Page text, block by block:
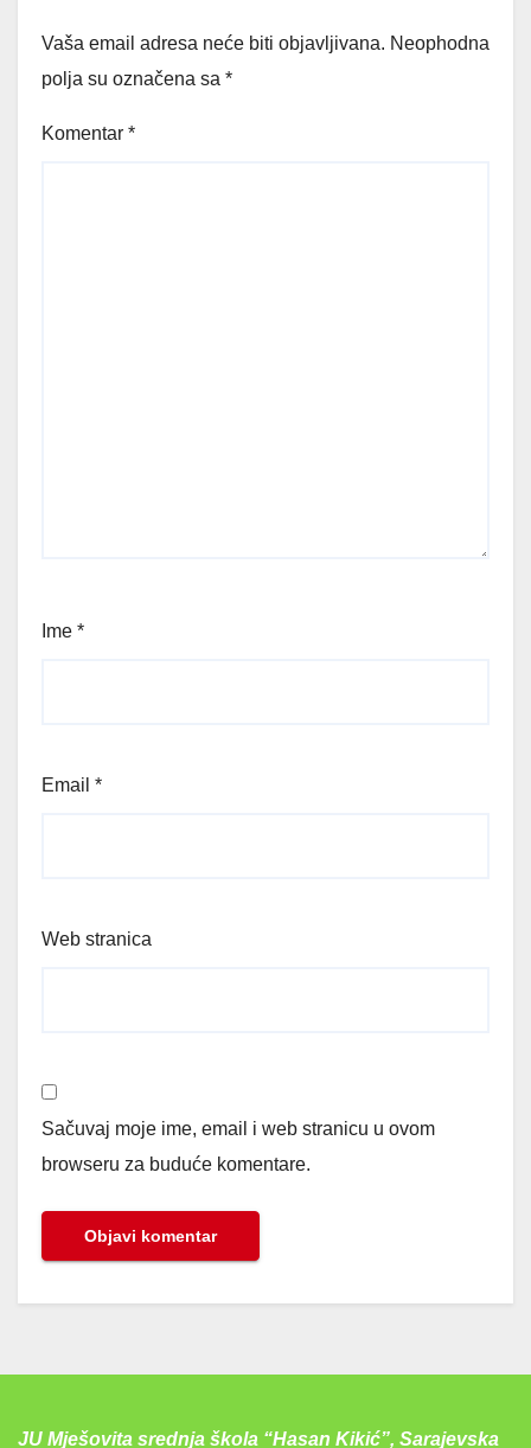
Vaša email adresa neće biti objavljivana. Neophodna
polja su označena sa *
Komentar *
Ime *
Email *
Web stranica
Sačuvaj moje ime, email i web stranicu u ovom
browseru za buduće komentare.
JU Mješovita srednja škola “Hasan Kikić”, Sarajevska